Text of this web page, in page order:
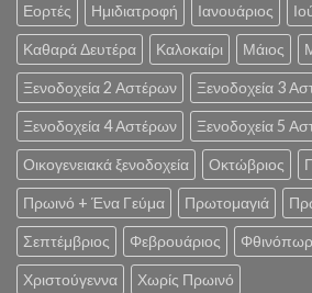
Εορτές Ημιδιατροφή Ιανουάριος
Καθαρά Δευτέρα Καλοκαίρι Μάιος
Ξενοδοχεία 2 Αστέρων Ξενοδοχεία 3
Ξενοδοχεία 4 Αστέρων Ξενοδοχεία 5
Οικογενειακά ξενοδοχεία Οκτώβριος
Πρωινό + Ένα Γεύμα Πρωτομαγιά
Σεπτέμβριος Φεβρουάριος
Χριστούγεννα Χωρίς Πρωινό